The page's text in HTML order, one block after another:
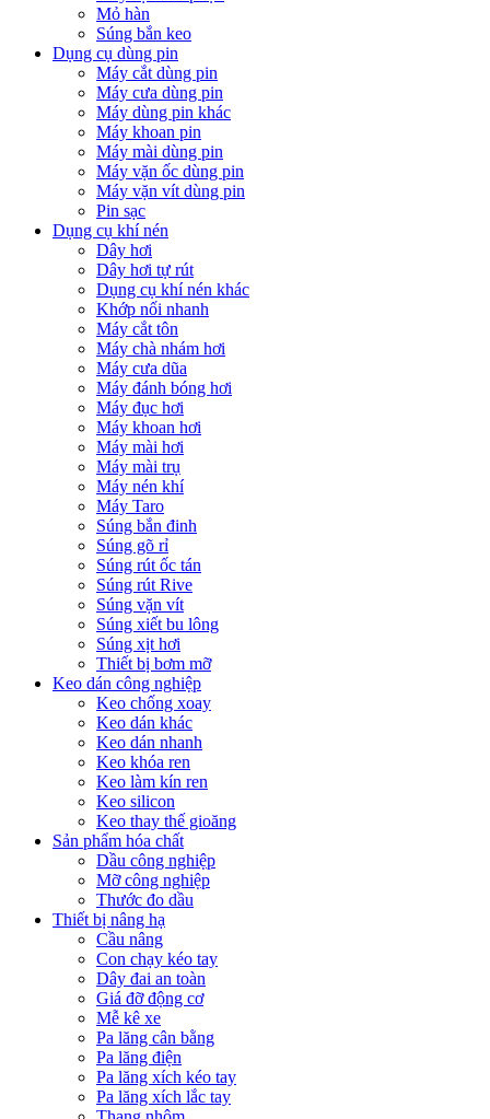
Mỏ hàn
Súng bắn keo
Dụng cụ dùng pin
Máy cắt dùng pin
Máy cưa dùng pin
Máy dùng pin khác
Máy khoan pin
Máy mài dùng pin
Máy vặn ốc dùng pin
Máy vặn vít dùng pin
Pin sạc
Dụng cụ khí nén
Dây hơi
Dây hơi tự rút
Dụng cụ khí nén khác
Khớp nối nhanh
Máy cắt tôn
Máy chà nhám hơi
Máy cưa dũa
Máy đánh bóng hơi
Máy đục hơi
Máy khoan hơi
Máy mài hơi
Máy mài trụ
Máy nén khí
Máy Taro
Súng bắn đinh
Súng gõ rỉ
Súng rút ốc tán
Súng rút Rive
Súng vặn vít
Súng xiết bu lông
Súng xịt hơi
Thiết bị bơm mỡ
Keo dán công nghiệp
Keo chống xoay
Keo dán khác
Keo dán nhanh
Keo khóa ren
Keo làm kín ren
Keo silicon
Keo thay thế gioăng
Sản phẩm hóa chất
Dầu công nghiệp
Mỡ công nghiệp
Thước đo dầu
Thiết bị nâng hạ
Cầu nâng
Con chạy kéo tay
Dây đai an toàn
Giá đỡ động cơ
Mễ kê xe
Pa lăng cân bằng
Pa lăng điện
Pa lăng xích kéo tay
Pa lăng xích lắc tay